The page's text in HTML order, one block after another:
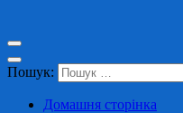
Пошук:
Домашня сторінка